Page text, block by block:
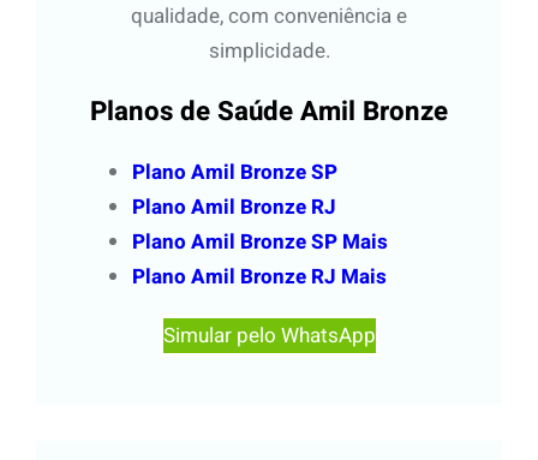
qualidade, com conveniência e
simplicidade.
Planos de Saúde Amil Bronze
Plano Amil Bronze SP
Plano Amil Bronze RJ
Plano Amil Bronze SP Mais
Plano Amil Bronze RJ Mais
Simular pelo WhatsApp